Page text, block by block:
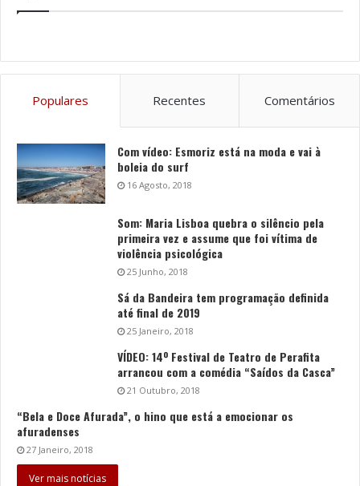
Populares Recentes Comentários
Com vídeo: Esmoriz está na moda e vai à
boleia do surf
16 Agosto, 2018
Som: Maria Lisboa quebra o silêncio pela
primeira vez e assume que foi vítima de
violência psicológica
25 Junho, 2018
Sá da Bandeira tem programação definida
até final de 2019
25 Janeiro, 2018
VÍDEO: 14º Festival de Teatro de Perafita
arrancou com a comédia “Saídos da Casca”
21 Outubro, 2018
“Bela e Doce Afurada”, o hino que está a emocionar os
afuradenses
27 Janeiro, 2018
Ver mais notícias